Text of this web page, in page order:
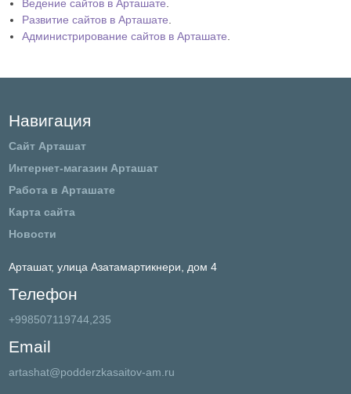
Ведение сайтов в Арташате
Развитие сайтов в Арташате
Администрирование сайтов в Арташате
Навигация
Сайт Арташат
Интернет-магазин Арташат
Работа в Арташате
Карта сайта
Новости
Арташат, улица Азатамартикнери, дом 4
Телефон
+998507119744,235
Email
artashat@podderzkasaitov-am.ru